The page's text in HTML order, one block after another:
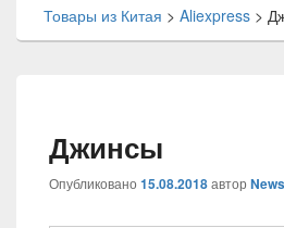
Товары из Китая > Aliexpress >
Джинсы
Опубликовано 15.08.2018автор